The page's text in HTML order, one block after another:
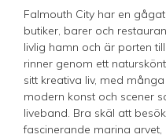
Falmouth City har en
butiker, barer och
livlig hamn och är porten
rinner genom ett
sitt kreativa liv, med
modern konst och scener
liveband. Bra skäl att
fascinerande marina